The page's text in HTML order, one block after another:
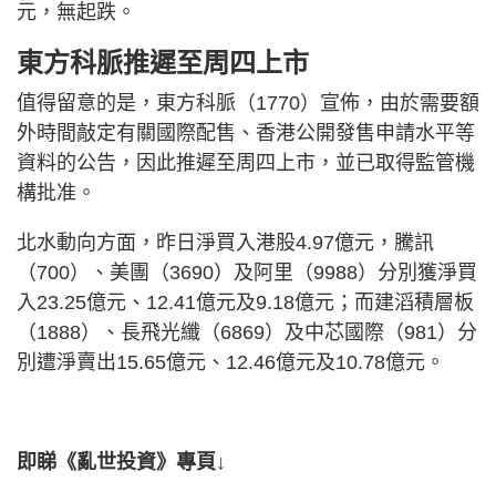
元，無起跌。
東方科脈推遲至周四上市
值得留意的是，東方科脈（1770）宣佈，由於需要額
外時間敲定有關國際配售、香港公開發售申請水平等
資料的公告，因此推遲至周四上市，並已取得監管機
構批准。
北水動向方面，昨日淨買入港股4.97億元，騰訊
（700）、美團（3690）及阿里（9988）分別獲淨買
入23.25億元、12.41億元及9.18億元；而建滔積層板
（1888）、長飛光纖（6869）及中芯國際（981）分
別遭淨賣出15.65億元、12.46億元及10.78億元。
即睇《亂世投資》專頁↓